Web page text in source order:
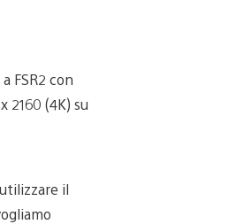
FSR2 con
2160 (4K) su
il